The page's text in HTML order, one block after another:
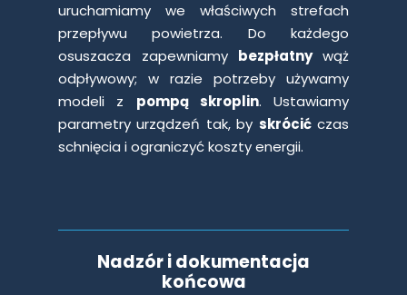
Nadzór i dokumentacja
końcowa
uruchamiamy we właściwych strefach
przepływu powietrza. Do każdego
osuszacza zapewniamy bezpłatnywąż
odpływowy; w razie potrzeby używamy
modeli z pompą skroplin. Ustawiamy
parametry urządzeń tak, by skrócićczas
schnięcia i ograniczyć koszty energii.